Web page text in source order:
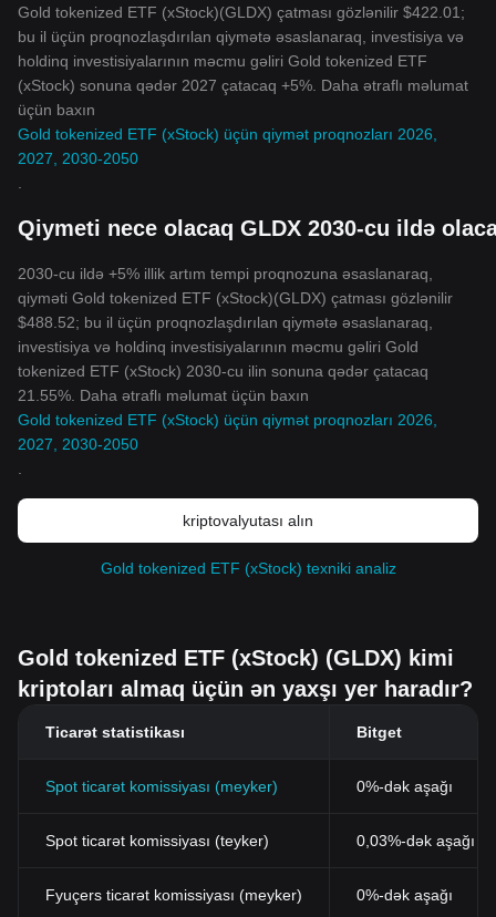
Gold tokenized ETF (xStock)(GLDX) çatması gözlənilir $422.01;
bu il üçün proqnozlaşdırılan qiymətə əsaslanaraq, investisiya və
holdinq investisiyalarının məcmu gəliri Gold tokenized ETF
(xStock) sonuna qədər 2027 çatacaq +5%. Daha ətraflı məlumat
üçün baxın
Gold tokenized ETF (xStock) üçün qiymət proqnozları 2026,
2027, 2030-2050
Qiymeti nece olacaq GLDX 2030-cu ildə
2030-cu ildə +5% illik artım tempi proqnozuna əsaslanaraq,
qiyməti Gold tokenized ETF (xStock)(GLDX) çatması gözlənilir
$488.52; bu il üçün proqnozlaşdırılan qiymətə əsaslanaraq,
investisiya və holdinq investisiyalarının məcmu gəliri Gold
tokenized ETF (xStock) 2030-cu ilin sonuna qədər çatacaq
21.55%. Daha ətraflı məlumat üçün baxın
Gold tokenized ETF (xStock) üçün qiymət proqnozları 2026,
2027, 2030-2050
kriptovalyutası alın
Gold tokenized ETF (xStock) texniki analiz
Gold tokenized ETF (xStock) (GLDX) kimi
kriptoları almaq üçün ən yaxşı yer haradır?
Ticarət statistikası Bitget
Spot ticarət komissiyası (meyker) 0%-dək aşağı
Spot ticarət komissiyası (teyker) 0,03%-dək aşağı
Fyuçers ticarət komissiyası (meyker) 0%-dək aşağı